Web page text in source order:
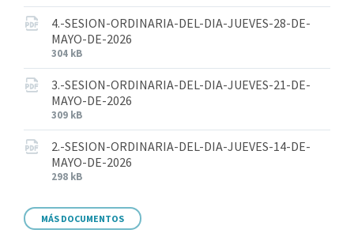
4.-SESION-ORDINARIA-DEL-DIA-JUEVES-28-DE-
MAYO-DE-2026
304 kB
3.-SESION-ORDINARIA-DEL-DIA-JUEVES-21-DE-
MAYO-DE-2026
309 kB
2.-SESION-ORDINARIA-DEL-DIA-JUEVES-14-DE-
MAYO-DE-2026
298 kB
MÁS DOCUMENTOS